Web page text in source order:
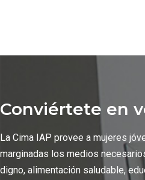
Conviértete en
La Cima IAP provee a mujeres
marginadas los medios
digno, alimentación saludable,